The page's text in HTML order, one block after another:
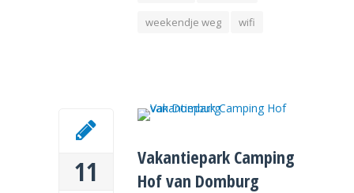
weekendje weg wifi
11
Vakantiepark Camping
Hof van Domburg